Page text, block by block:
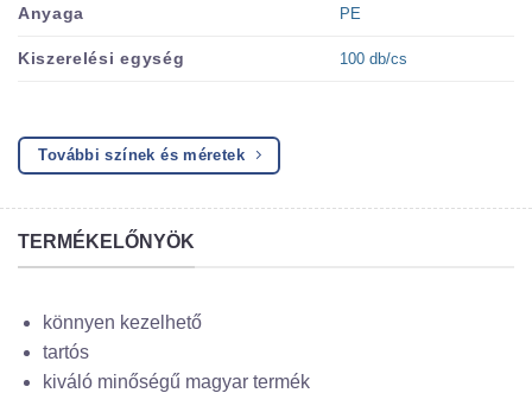
Anyaga PE
Kiszerelési egység 100 db/cs
További színek és méretek
TERMÉKELŐNYÖK
könnyen kezelhető
tartós
kiváló minőségű magyar termék